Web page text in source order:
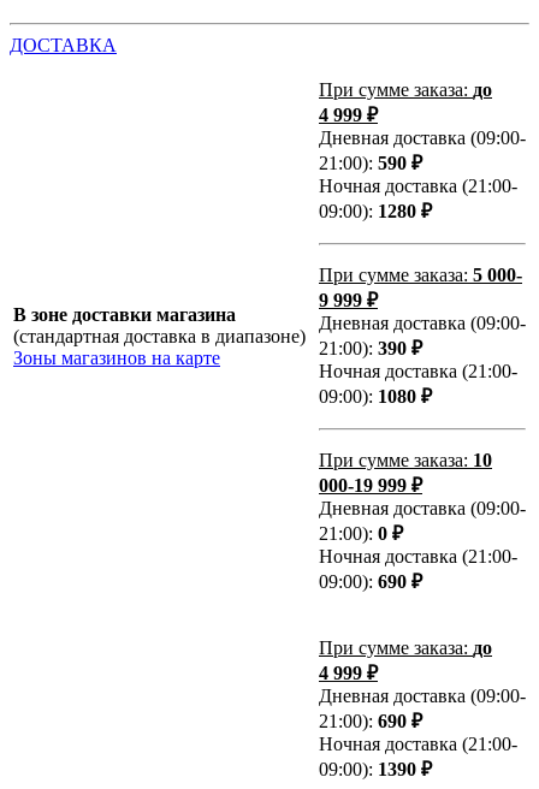
ДОСТАВКА
В зоне доставки магазина
(стандартная доставка в диапазоне)
Зоны магазинов на карте
При сумме заказа: до
4 999 ₽
Дневная доставка (09:00-
21:00): 590 ₽
Ночная доставка (21:00-
09:00): 1280 ₽
При сумме заказа: 5 000-
9 999 ₽
Дневная доставка (09:00-
21:00): 390 ₽
Ночная доставка (21:00-
09:00): 1080 ₽
При сумме заказа: 10
000-19 999 ₽
Дневная доставка (09:00-
21:00): 0 ₽
Ночная доставка (21:00-
09:00): 690 ₽
При сумме заказа: до
4 999 ₽
Дневная доставка (09:00-
21:00): 690 ₽
Ночная доставка (21:00-
09:00): 1390 ₽